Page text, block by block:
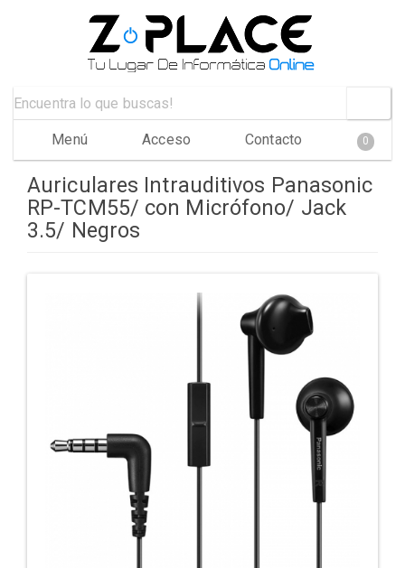
Menú Acceso Contacto 0
Auriculares Intrauditivos Panasonic
RP-TCM55/ con Micrófono/ Jack
3.5/ Negros